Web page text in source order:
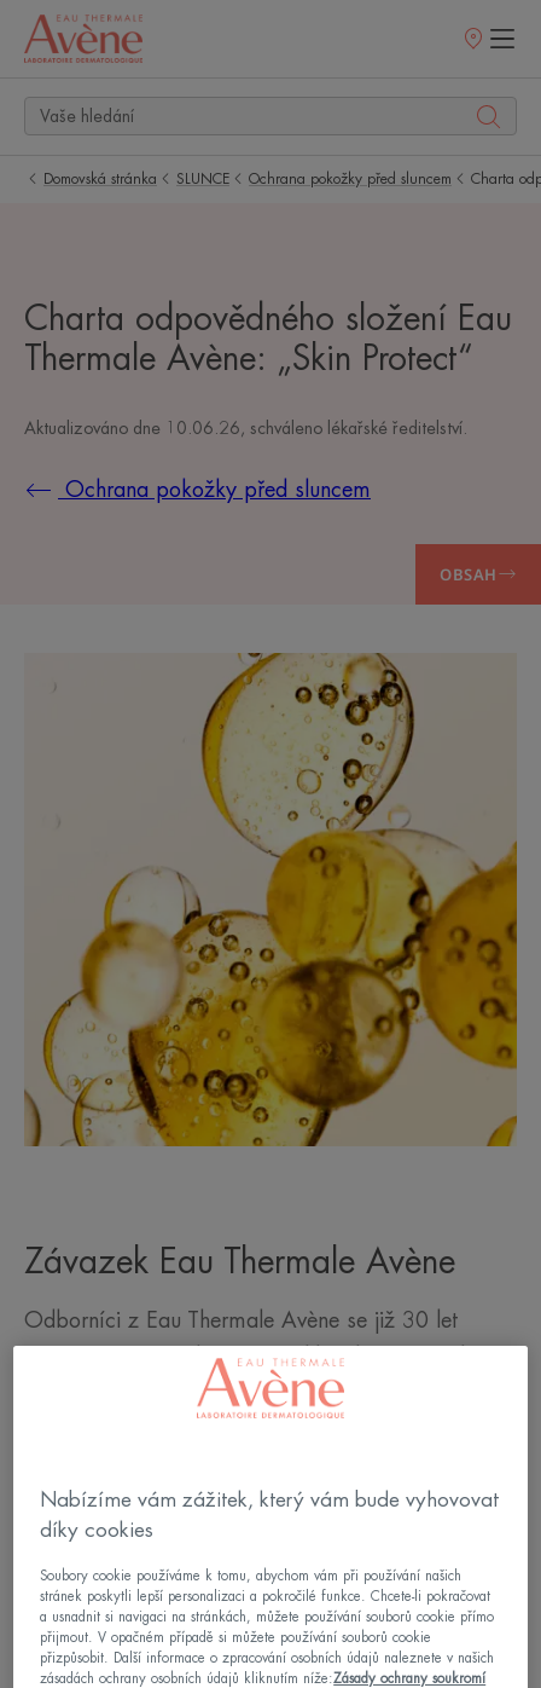
Prodejní
Domovská stránka SLUNCE Ochrana pokožky před sluncem Charta
Charta odpovědného složení Eau
Thermale Avène: „Skin Protect“
Aktualizováno dne 10.06.26 , schváleno lékařské ředitelství
Ochrana pokožky před sluncem
OBSAH
Závazek Eau Thermale Avène
Odborníci z Eau Thermale Avène se již 30 let
věnují inovacím, aby vám mohli nabízet tu nejlepší
ochranu před sluncem. Naše přípravky pro péči
priority: bezpečnost, účinnost a snášenlivost. Každá
složka našich výrobků je přísně vybírána a přesně
měřena. Díky jedinečnému umění našeho složení
vytváříme receptury, které jsou účinné
a dlouhodobě stabilní.
Nabízíme vám zážitek, který vám bude vyhovovat
díky cookies
Soubory cookie používáme k tomu, abychom vám při používání našich
stránek poskytli lepší personalizaci a pokročilé funkce. Chcete-li pokračovat
a usnadnit si navigaci na stránkách, můžete používání souborů cookie přímo
přijmout. V opačném případě si můžete používání souborů cookie
přizpůsobit. Další informace o zpracování osobních údajů naleznete v našich
zásadách ochrany osobních údajů kliknutím níže:Zásady ochrany soukromí